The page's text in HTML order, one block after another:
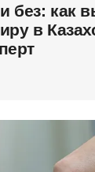
без: как
в